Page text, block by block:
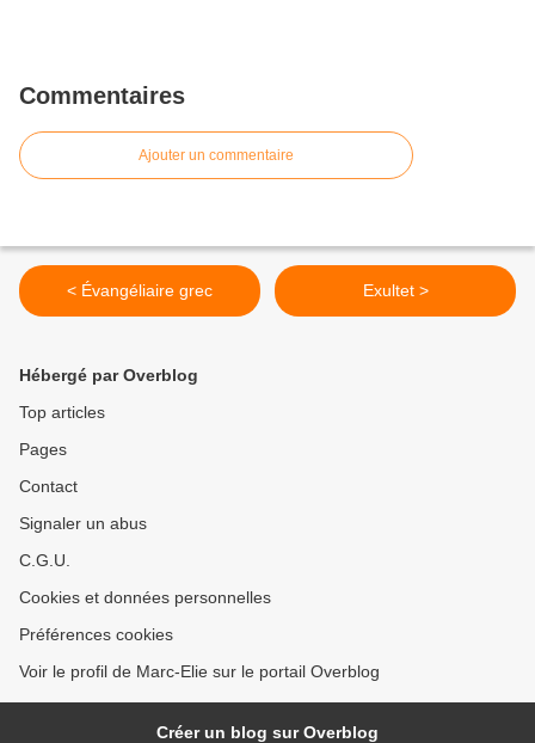
Commentaires
Ajouter un commentaire
< Évangéliaire grec Exultet >
Hébergé par Overblog
Top articles
Pages
Contact
Signaler un abus
C.G.U.
Cookies et données personnelles
Préférences cookies
Voir le profil de Marc-Elie sur le portail Overblog
Créer un blog sur Overblog